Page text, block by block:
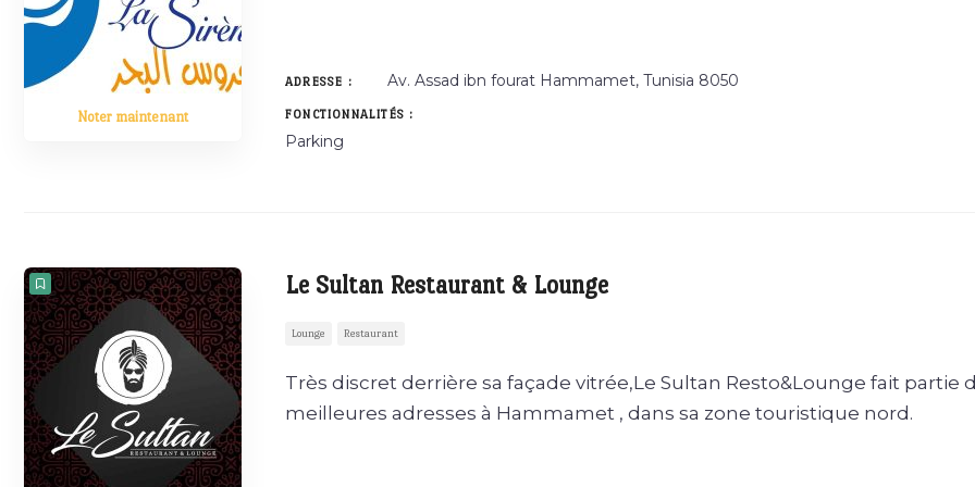
Noter maintenant
ADRESSE : Av. Assad ibn fourat Hammamet, Tunisia 8050
FONCTIONNALITÉS :
Parking
Le Sultan Restaurant & Lounge
Lounge Restaurant
Très discret derrière sa façade vitrée,Le Sultan Resto&Lounge fait partie
meilleures adresses à Hammamet , dans sa zone touristique nord.